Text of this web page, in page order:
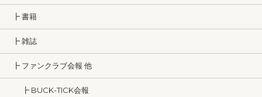
┣ 書籍
┣ 雑誌
┣ ファンクラブ会報 他
┣ BUCK-TICK会報